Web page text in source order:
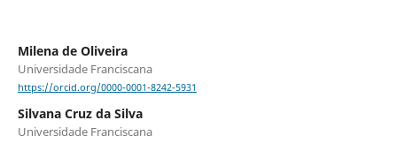
Milena de Oliveira
Universidade Franciscana
https://orcid.org/0000-0001-8242-5931
Silvana Cruz da Silva
Universidade Franciscana